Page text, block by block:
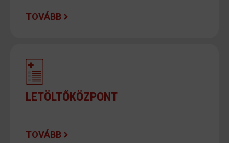
TOVÁBB
LETÖLTŐKÖZPONT
TOVÁBB